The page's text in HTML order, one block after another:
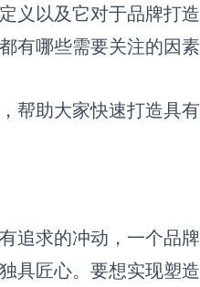
义以及它对于品牌打
有哪些需要关注的因素
帮助大家快速打造具有
追求的冲动，一个品
具匠心。要想实现塑造